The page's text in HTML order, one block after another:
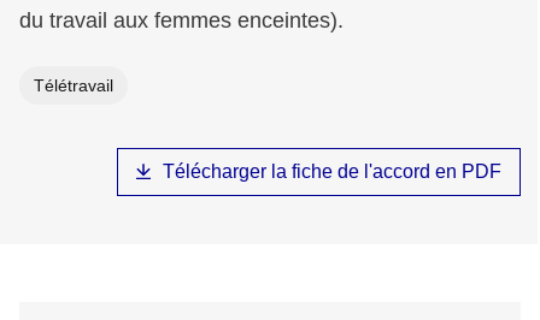
du travail aux femmes enceintes).
Télétravail
Télécharger la fiche de l'accord en PDF